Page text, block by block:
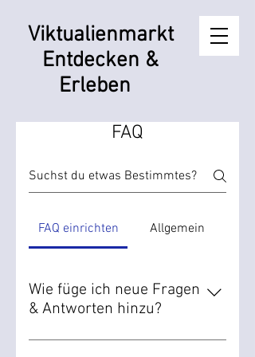
Viktualienmarkt
Entdecken &
Erleben
FAQ
FAQ einrichten Allgemein
Wie füge ich neue Fragen
& Antworten hinzu?
Um eine neue FAQ hinzuzufügen,